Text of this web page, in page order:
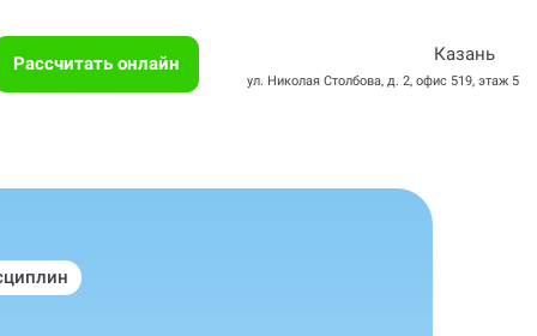
Рассчитать онлайн Казань
ул. Николая Столбова, д. 2, офис 519, этаж 5